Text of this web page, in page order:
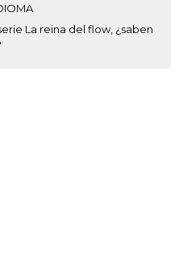
La reina del flow, ¿saben